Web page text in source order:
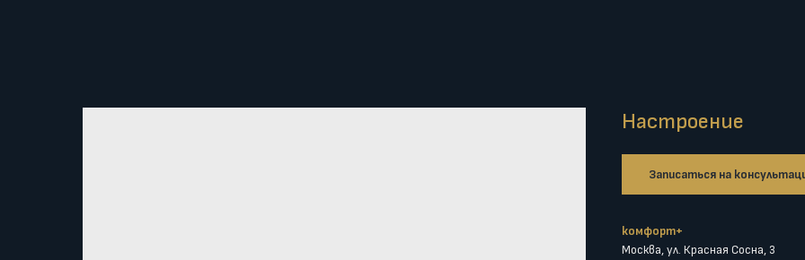
Настроение
Записаться на
комфорт+
Москва, ул. Красная Сосна, 3